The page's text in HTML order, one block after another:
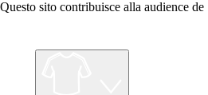
Questo sito contribuisce alla audience de